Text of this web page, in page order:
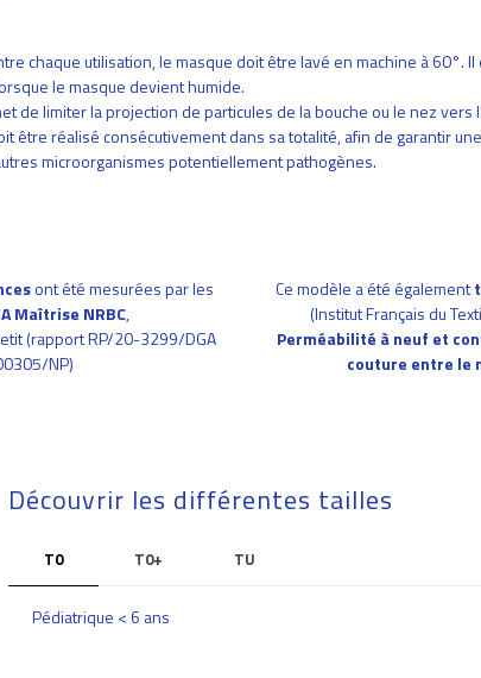
chaque utilisation, le masque doit être lavé en machine à 60°.
le masque devient humide.
de limiter la projection de particules de la bouche ou le nez vers
être réalisé consécutivement dans sa totalité, afin de garantir
microorganismes potentiellement pathogènes.
ont été mesurées par les
Maîtrise NRBC,
(rapport RP/20-3299/DGA
NP)
Ce modèle a été également
(Institut Français du
Perméabilité à neuf et
couture entre le
Découvrir les différentes tailles
T0 T0+ TU
Pédiatrique < 6 ans